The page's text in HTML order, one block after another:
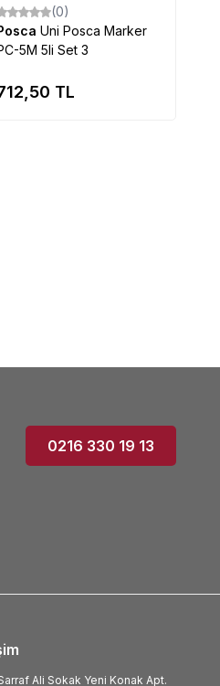
(0)
Uni Posca Marker
5M 5li Set 3
TL
0216 330 19 13
Ali Sokak Yeni Konak Apt.